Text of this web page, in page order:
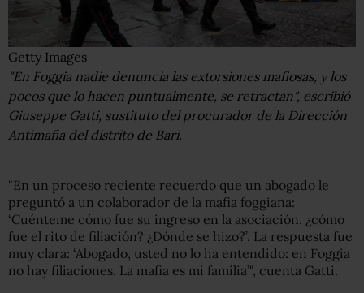
Getty Images
"En Foggia nadie denuncia las extorsiones mafiosas, y los
pocos que lo hacen puntualmente, se retractan", escribió
Giuseppe Gatti, sustituto del procurador de la Dirección
Antimafia del distrito de Bari.
"En un proceso reciente recuerdo que un abogado le
preguntó a un colaborador de la mafia foggiana:
‘Cuénteme cómo fue su ingreso en la asociación, ¿cómo
fue el rito de filiación? ¿Dónde se hizo?’. La respuesta fue
muy clara: ‘Abogado, usted no lo ha entendido: en Foggia
no hay filiaciones. La mafia es mi familia’", cuenta Gatti.